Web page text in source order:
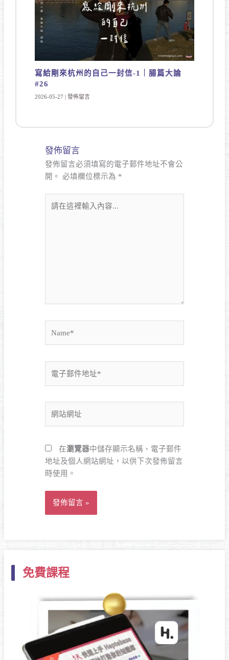
寫給剛來杭州的自己一封信-1｜腸篇大論
#26
2026-05-27 | 發佈留言
發佈留言
發佈留言必須填寫的電子郵件地址不會公
開。 必填欄位標示為 *
在
子
件
地
址
站
址
在瀏覽器中儲存顯示名稱、電子郵件
地址及個人網站網址，以供下次發佈留言
時使用。
免費課程